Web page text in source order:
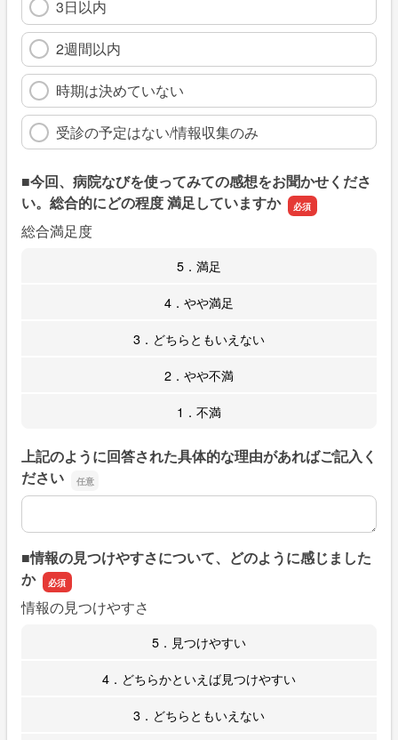
3日以内
2週間以内
時期は決めていない
受診の予定はない/情報収集のみ
■今回、病院なびを使ってみての感想をお聞かせくださ
い。総合的にどの程度 満足していますか
総合満足度
5．満足
4．やや満足
3．どちらともいえない
2．やや不満
1．不満
上記のように回答された具体的な理由があればご記入く
ださい
上記のように回答された具体的な理由があればご記入くだ
■情報の見つけやすさについて、どのように感じました
か
情報の見つけやすさ
5．見つけやすい
4．どちらかといえば見つけやすい
3．どちらともいえない